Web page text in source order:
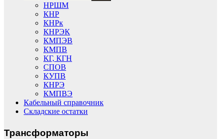
НРШМ
КНР
КНРк
КНРЭК
КМПЭВ
КМПВ
КГ, КГН
СПОВ
КУПВ
КНРЭ
КМПВЭ
Кабельный справочник
Складские остатки
Трансформаторы